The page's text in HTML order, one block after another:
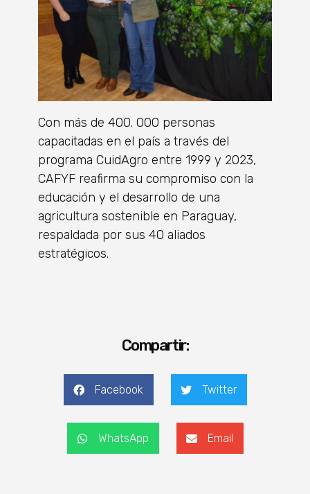
Con más de 400. 000 personas
capacitadas en el país a través del
programa CuidAgro entre 1999 y 2023,
CAFYF reafirma su compromiso con la
educación y el desarrollo de una
agricultura sostenible en Paraguay,
respaldada por sus 40 aliados
estratégicos.
Compartir:
Facebook Twitter
WhatsApp Email